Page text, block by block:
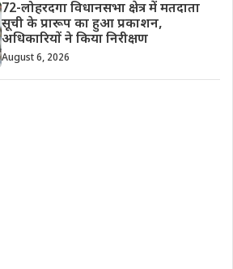
72-लोहरदगा विधानसभा क्षेत्र में मतदाता
सूची के प्रारूप का हुआ प्रकाशन,
अधिकारियों ने किया निरीक्षण
August 6, 2026